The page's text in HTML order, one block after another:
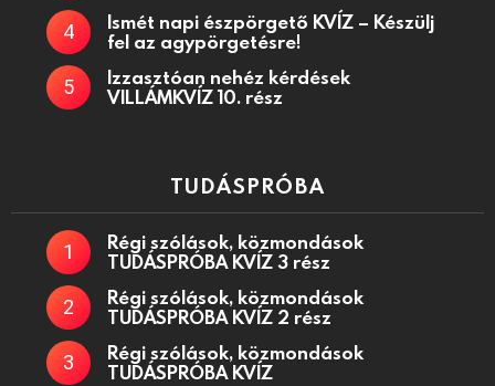
Ismét napi észpörgető KVÍZ – Készülj
fel az agypörgetésre!
Izzasztóan nehéz kérdések
VILLÁMKVÍZ 10. rész
TUDÁSPRÓBA
Régi szólások, közmondások
TUDÁSPRÓBA KVÍZ 3 rész
Régi szólások, közmondások
TUDÁSPRÓBA KVÍZ 2 rész
Régi szólások, közmondások
TUDÁSPRÓBA KVÍZ